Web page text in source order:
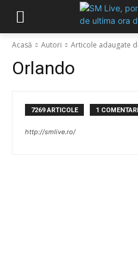
Acasă Autori Articole adaugate
Orlando
7269 ARTICOLE 1
http://smlive.ro/